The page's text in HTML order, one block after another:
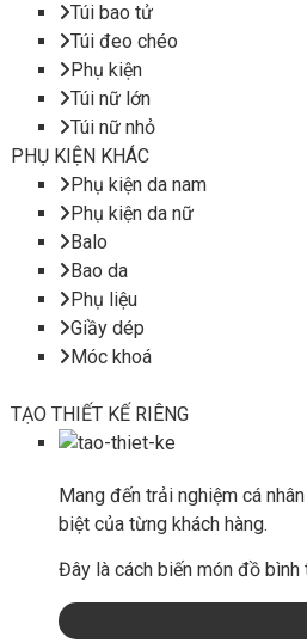
Túi bao tử
Túi đeo chéo
Phụ kiện
Túi nữ lớn
Túi nữ nhỏ
PHỤ KIỆN KHÁC
Phụ kiện da nam
Phụ kiện da nữ
Balo
Bao da
Phụ liệu
Giầy dép
Móc khoá
TẠO THIẾT KẾ RIÊNG
Mang đến trải nghiệm cá
biệt của từng khách hàng.
Đây là cách biến món đồ